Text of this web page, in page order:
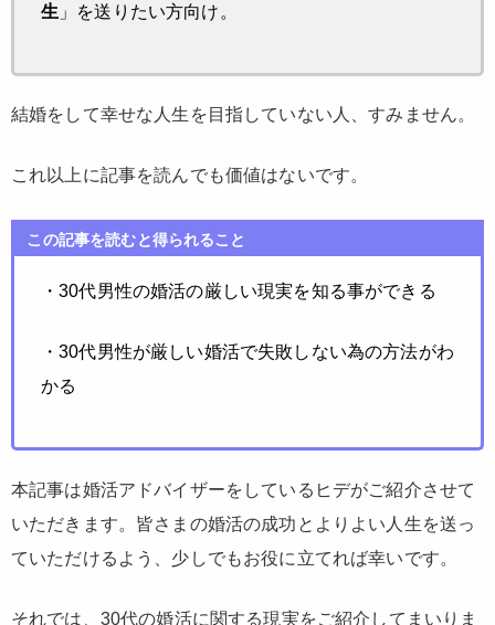
生 」を送りたい方向け。
結婚をして幸せな人生を目指していない人、すみません。
これ以上に記事を読んでも価値はないです。
この記事を読むと得られること
・30代男性の婚活の厳しい現実を知る事ができる
・30代男性が厳しい婚活で失敗しない為の方法がわ
かる
本記事は婚活アドバイザーをしているヒデがご紹介させて
いただきます。皆さまの婚活の成功とよりよい人生を送っ
ていただけるよう、少しでもお役に立てれば幸いです。
それでは、30代の婚活に関する現実をご紹介してまいりま